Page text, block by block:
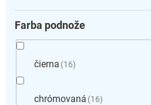
Farba podnože
čierna 16
chrómovaná 16